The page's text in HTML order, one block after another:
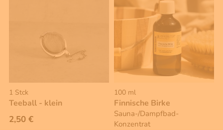
1 Stck
Teeball - klein
2,50 €
100 ml
Finnische Birke
Sauna-/Dampfbad-
Konzentrat